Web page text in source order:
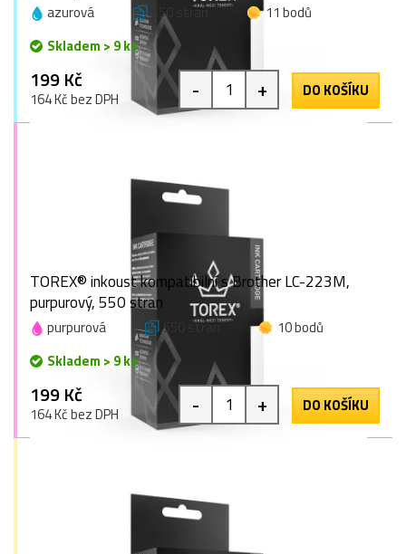
azurová 550 stran
11 bodů
Skladem > 9 ks
199 Kč
164 Kč bez DPH - + DO KOŠÍKU
TOREX® inkoust kompatibilní s Brother LC-223M,
purpurový, 550 stran
purpurová 550 stran
10 bodů
Skladem > 9 ks
199 Kč
164 Kč bez DPH - + DO KOŠÍKU